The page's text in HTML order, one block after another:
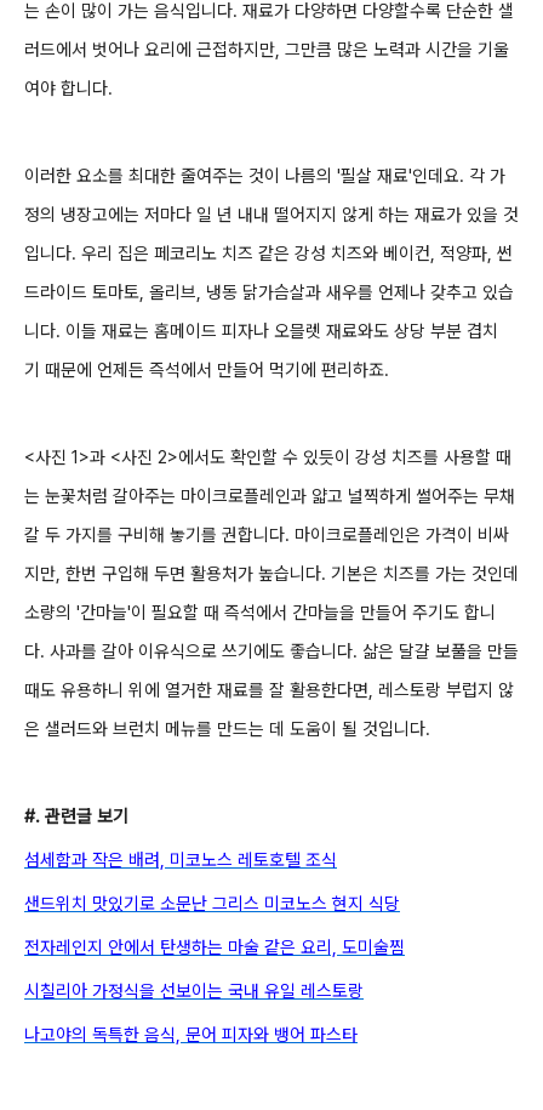
는 손이 많이 가는 음식입니다. 재료가 다양하면 다양할수록 단순한 샐
러드에서 벗어나 요리에 근접하지만, 그만큼 많은 노력과 시간을 기울
여야 합니다.
이러한 요소를 최대한 줄여주는 것이 나름의 '필살 재료'인데요. 각 가
정의 냉장고에는 저마다 일 년 내내 떨어지지 않게 하는 재료가 있을 것
입니다. 우리 집은 페코리노 치즈 같은 강성 치즈와 베이컨, 적양파, 썬
드라이드 토마토, 올리브, 냉동 닭가슴살과 새우를 언제나 갖추고 있습
니다. 이들 재료는 홈메이드 피자나 오믈렛 재료와도 상당 부분 겹치
기 때문에 언제든 즉석에서 만들어 먹기에 편리하죠.
<사진 1>과 <사진 2>에서도 확인할 수 있듯이 강성 치즈를 사용할 때
는 눈꽃처럼 갈아주는 마이크로플레인과 얇고 널찍하게 썰어주는 무채
칼 두 가지를 구비해 놓기를 권합니다. 마이크로플레인은 가격이 비싸
지만, 한번 구입해 두면 활용처가 높습니다. 기본은 치즈를 가는 것인데
소량의 '간마늘'이 필요할 때 즉석에서 간마늘을 만들어 주기도 합니
다. 사과를 갈아 이유식으로 쓰기에도 좋습니다. 삶은 달걀 보풀을 만들
때도 유용하니 위에 열거한 재료를 잘 활용한다면, 레스토랑 부럽지 않
은 샐러드와 브런치 메뉴를 만드는 데 도움이 될 것입니다.
#. 관련글 보기
섬세함과 작은 배려, 미코노스 레토호텔 조식
샌드위치 맛있기로 소문난 그리스 미코노스 현지 식당
전자레인지 안에서 탄생하는 마술 같은 요리, 도미술찜
시칠리아 가정식을 선보이는 국내 유일 레스토랑
나고야의 독특한 음식, 문어 피자와 뱅어 파스타